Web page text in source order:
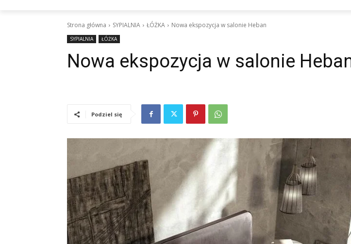
Strona główna SYPIALNIA ŁÓŻKA Nowa ekspozycja w salonie Heban
SYPIALNIA ŁÓŻKA
Nowa ekspozycja w salonie
Podziel się